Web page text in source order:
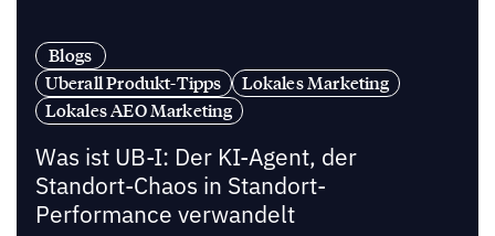
Blogs
Uberall Produkt-Tipps
Lokales Marketing
Lokales AEO Marketing
Was ist UB-I: Der KI-Agent, der
Standort-Chaos in Standort-
Performance verwandelt